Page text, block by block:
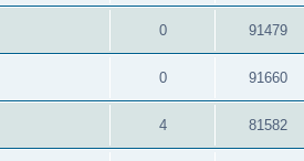
0 91479
0 91660
4 81582